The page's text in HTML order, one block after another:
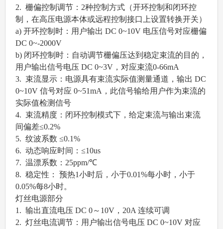
2. 栅偏控制调节：2种控制方式（开环控制和闭环控
制，在高压电源本体或远程控制接口上设置转换开关）
a) 开环控制时：用户输出 DC 0~10V 电压信号对应栅偏
DC 0~-2000V
b) 闭环控制时：自动调节栅偏压达到稳定束流的目的，
用户输出信号电压 DC 0~3V，对应束流0-66mA
3. 束流显示：电源具有束流实际值测量通道，输出 DC
0~10V 信号对应 0~51mA，此信号输给用户作为束流的
实际值检测信号
4. 束流精度：闭环控制模式下，给定束流与输出束流
间偏差≤0.2%
5. 纹波系数 ≤0.1%
6. 动态响应时间：≤10us
7. 温漂系数：25ppm/℃
8. 稳定性： 预热1小时后，小于0.01%每小时，小于
0.05%每8小时。
灯丝电源部分
1. 输出直流电压 DC 0～10V，20A 连续可调
2. 灯丝电流调节：用户输出信号电压 DC 0~10V 对应